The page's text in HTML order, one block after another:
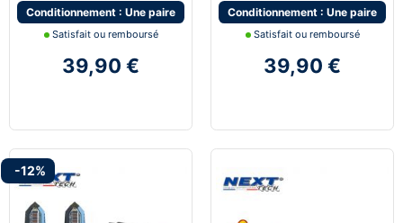
Conditionnement : Une paire
Satisfait ou remboursé
39,90 €
Conditionnement : Une paire
Satisfait ou remboursé
39,90 €
-12%